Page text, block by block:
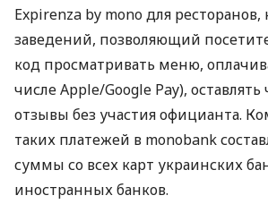
Expirenza by mono для ресторанов,
заведений, позволяющий
код просматривать меню,
числе Apple/Google Pay),
отзывы без участия официанта.
таких платежей в monobank
суммы со всех карт украинских
иностранных банков.